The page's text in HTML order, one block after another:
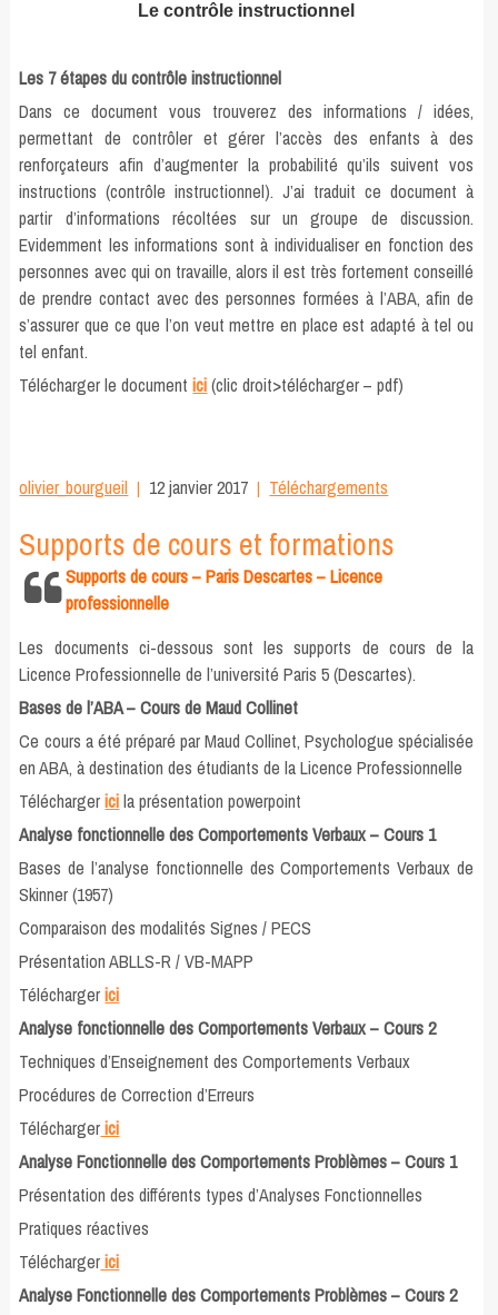
Le contrôle instructionnel
Les 7 étapes du contrôle instructionnel
Dans ce document vous trouverez des informations / idées,
permettant de contrôler et gérer l’accès des enfants à des
renforçateurs afin d’augmenter la probabilité qu’ils suivent vos
instructions (contrôle instructionnel). J’ai traduit ce document à
partir d’informations récoltées sur un groupe de discussion.
Evidemment les informations sont à individualiser en fonction des
personnes avec qui on travaille, alors il est très fortement conseillé
de prendre contact avec des personnes formées à l’ABA, afin de
s’assurer que ce que l’on veut mettre en place est adapté à tel ou
tel enfant.
Télécharger le documentici(clic droit>télécharger – pdf)
olivier_bourgueil 12 janvier 2017 Téléchargements
Supports de cours et formations
Supports de cours – Paris Descartes – Licence
professionnelle
Les documents ci-dessous sont les supports de cours de la
Licence Professionnelle de l’université Paris 5 (Descartes).
Bases de l’ABA – Cours de Maud Collinet
Ce cours a été préparé par Maud Collinet, Psychologue spécialisée
en ABA, à destination des étudiants de la Licence Professionnelle
Téléchargericila présentation powerpoint
Analyse fonctionnelle des Comportements Verbaux – Cours 1
Bases de l’analyse fonctionnelle des Comportements Verbaux de
Skinner (1957)
Comparaison des modalités Signes / PECS
Présentation ABLLS-R / VB-MAPP
Téléchargerici
Analyse fonctionnelle des Comportements Verbaux – Cours 2
Techniques d’Enseignement des Comportements Verbaux
Procédures de Correction d’Erreurs
Téléchargerici
Analyse Fonctionnelle des Comportements Problèmes – Cours 1
Présentation des différents types d’Analyses Fonctionnelles
Pratiques réactives
Téléchargerici
Analyse Fonctionnelle des Comportements Problèmes – Cours 2